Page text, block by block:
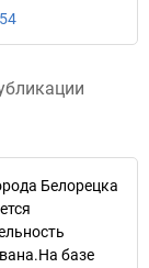
Белорецка
базе